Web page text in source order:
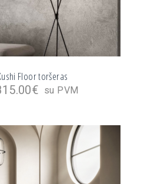
Floor toršeras
€ su PVM